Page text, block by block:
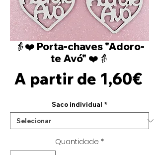
👵❤️ Porta-chaves "Adoro-
te Avó" ❤️👵
A partir de 1,60€
Saco individual *
Quantidade *